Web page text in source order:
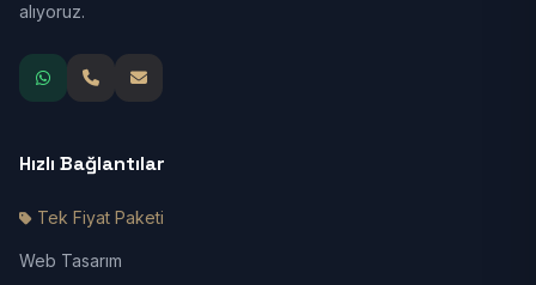
alıyoruz.
Hızlı Bağlantılar
Tek Fiyat Paketi
Web Tasarım